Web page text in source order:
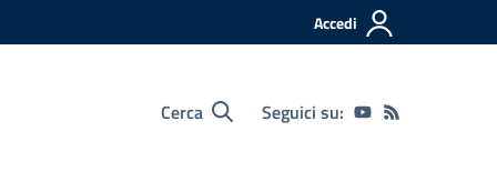
Accedi
Cerca Seguici su: